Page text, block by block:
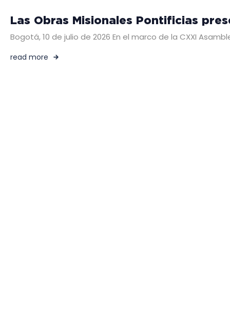
Las Obras Misionales Pontificias
Bogotá, 10 de julio de 2026 En el marco de la CXXI
read more